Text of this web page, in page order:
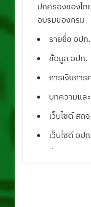
ปกครองของไท
อบรมของกรม
รายชื่อ อป
ข้อมูล อปท.
การเงินกา
บทความแล
เว็บไซต์ สถ
เว็บไซต์ อป